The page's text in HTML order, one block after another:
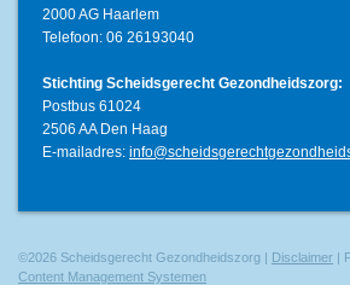
2000 AG Haarlem
Telefoon: 06 26193040
Stichting Scheidsgerecht Gezondheidszorg:
Postbus 61024
2506 AA Den Haag
E-mailadres:
©2026 Scheidsgerecht Gezondheidszorg | Disclaimer |
Content Management Systemen